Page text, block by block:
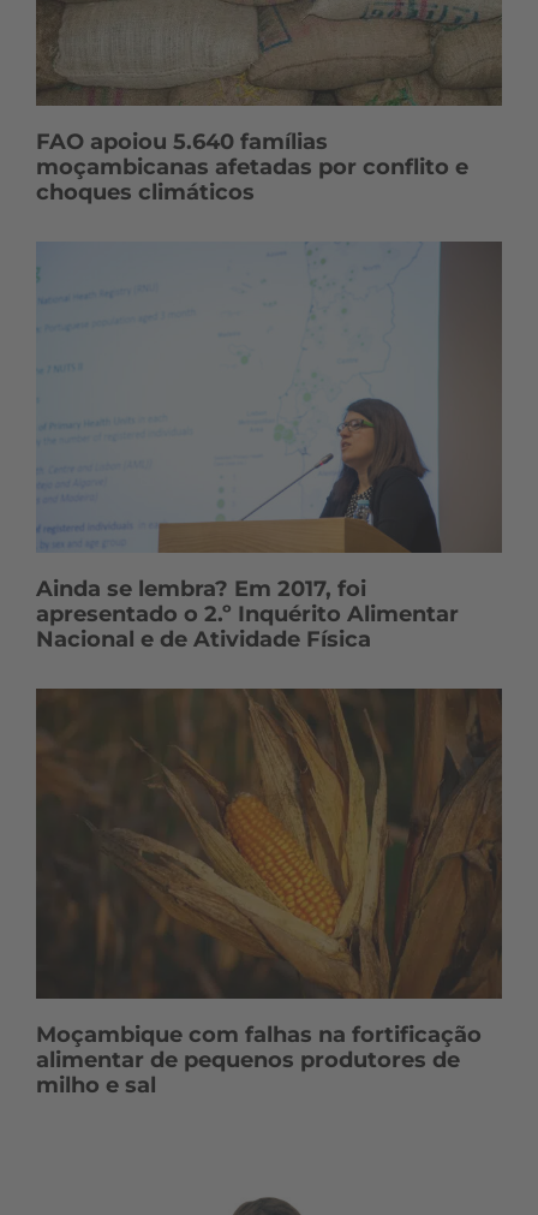
FAO apoiou 5.640 famílias
moçambicanas afetadas por conflito e
choques climáticos
Ainda se lembra? Em 2017, foi
apresentado o 2.º Inquérito Alimentar
Nacional e de Atividade Física
Moçambique com falhas na fortificação
alimentar de pequenos produtores de
milho e sal